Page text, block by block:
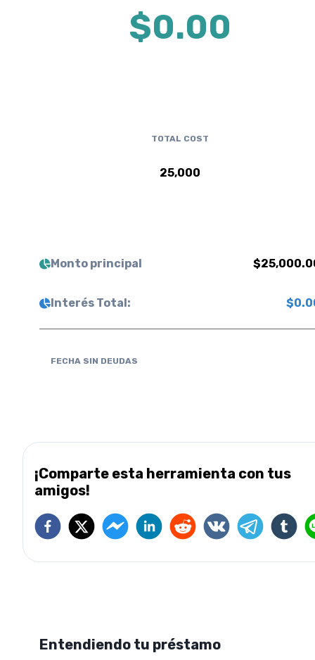
$0.00
TOTAL COST
25,000
Monto principal $
Interés Total: $
FECHA SIN DEUDAS
¡Comparte esta herramienta con tus
amigos!
Entendiendo tu préstamo